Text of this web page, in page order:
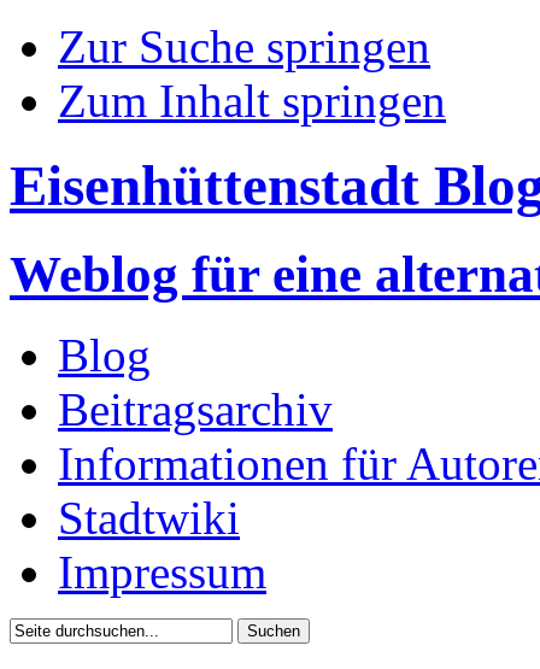
Zur Suche springen
Zum Inhalt springen
Eisenhüttenstadt
Weblog für eine
Blog
Beitragsarchiv
Informationen für
Stadtwiki
Impressum